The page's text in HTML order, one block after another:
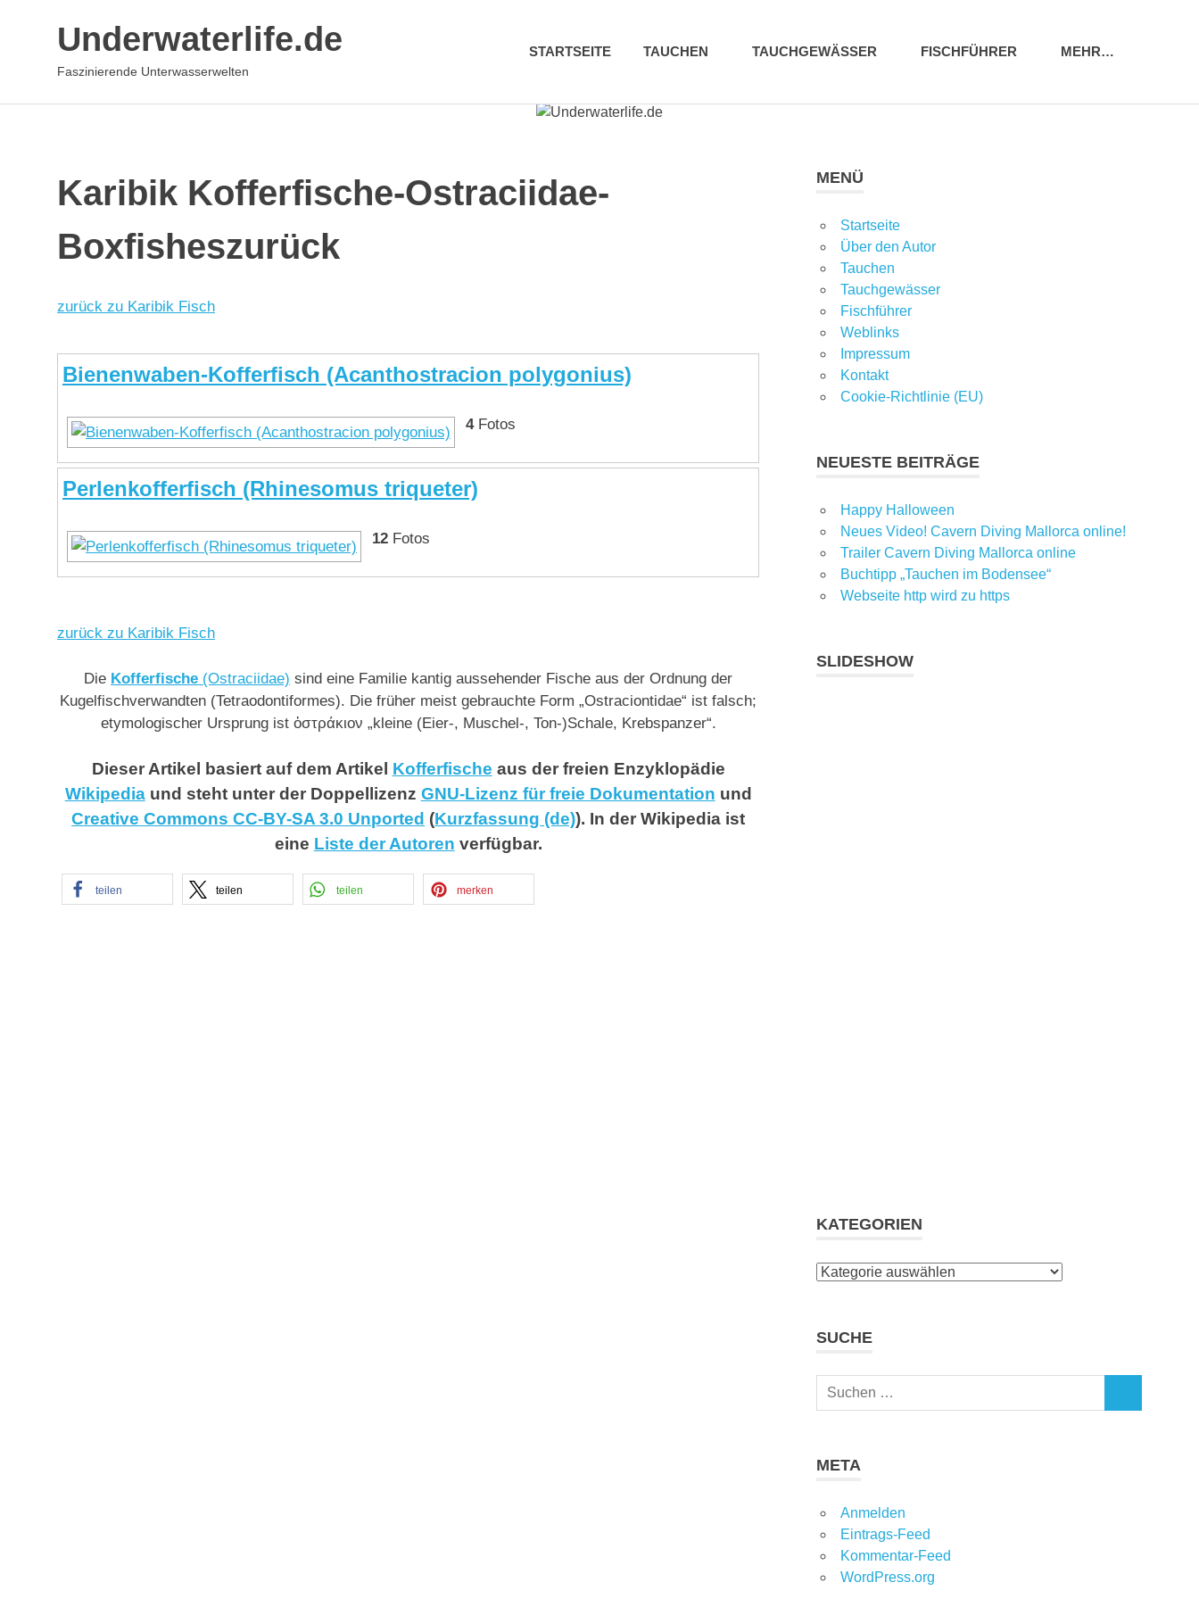
Underwaterlife.de
Faszinierende Unterwasserwelten
STARTSEITE TAUCHEN TAUCHGEWÄSSER FISCHFÜHRER MEHR…
Karibik Kofferfische-Ostraciidae-
Boxfisheszurück
zurück zu Karibik Fisch
Bienenwaben-Kofferfisch (Acanthostracion polygonius)
4Fotos
Perlenkofferfisch (Rhinesomus triqueter)
12 Fotos
zurück zu Karibik Fisch
Die Kofferfische (Ostraciidae) sind eine Familie kantig aussehender Fische aus der Ordnung der
Kugelfischverwandten (Tetraodontiformes). Die früher meist gebrauchte Form „Ostraciontidae“ ist falsch;
etymologischer Ursprung ist ὀστράκιον „kleine (Eier-, Muschel-, Ton-)Schale, Krebspanzer“.
Dieser Artikel basiert auf dem Artikel Kofferfische aus der freien Enzyklopädie
Wikipediaund steht unter der Doppellizenz GNU-Lizenz für freie Dokumentation und
Creative Commons CC-BY-SA 3.0 Unported (Kurzfassung (de)). In der Wikipedia ist
eine Liste der Autoren verfügbar.
teilen teilen teilen merken
MENÜ
Startseite
Über den Autor
Tauchen
Tauchgewässer
Fischführer
Weblinks
Impressum
Kontakt
Cookie-Richtlinie (EU)
NEUESTE BEITRÄGE
Happy Halloween
Neues Video! Cavern Diving Mallorca online!
Trailer Cavern Diving Mallorca online
Buchtipp „Tauchen im Bodensee“
Webseite http wird zu https
SLIDESHOW
KATEGORIEN
Kategorien
SUCHE
Suchen
META
Anmelden
Eintrags-Feed
Kommentar-Feed
WordPress.org